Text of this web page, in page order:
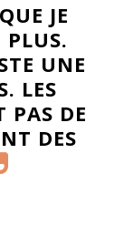
JE
UNE
LES
PAS DE
DES